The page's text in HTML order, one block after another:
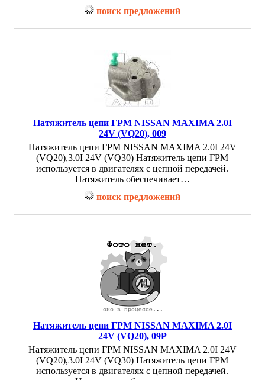
поиск предложений
Натяжитель цепи ГРМ NISSAN MAXIMA 2.0I
24V (VQ20), 009
Натяжитель цепи ГРМ NISSAN MAXIMA 2.0I 24V
(VQ20),3.0I 24V (VQ30) Натяжитель цепи ГРМ
используется в двигателях с цепной передачей.
Натяжитель обеспечивает…
поиск предложений
Натяжитель цепи ГРМ NISSAN MAXIMA 2.0I
24V (VQ20), 09P
Натяжитель цепи ГРМ NISSAN MAXIMA 2.0I 24V
(VQ20),3.0I 24V (VQ30) Натяжитель цепи ГРМ
используется в двигателях с цепной передачей.